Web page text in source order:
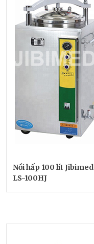
Nồi hấp 100 lít Jibimed
LS-100HJ